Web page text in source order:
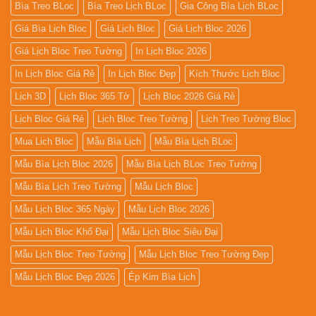
Bìa Treo BLoc Bìa Treo Lịch BLoc Gia Công Bìa Lịch BLoc
Giá Bìa Lịch Bloc Giá Lịch Bloc Giá Lịch Bloc 2026
Giá Lịch Bloc Treo Tường In Lịch Bloc 2026
In Lịch Bloc Giá Rẻ In Lịch Bloc Đẹp Kích Thước Lịch Bloc
Lịch 3D Lịch Bloc 365 Tờ Lịch Bloc 2026 Giá Rẻ
Lịch Bloc Giá Rẻ Lịch Bloc Treo Tường Lịch Treo Tường Bloc
Mua Lich Bloc Mẫu Bìa Lịch Mẫu Bìa Lịch BLoc
Mẫu Bìa Lịch Bloc 2026 Mẫu Bìa Lịch BLoc Treo Tường
Mẫu Bìa Lịch Treo Tường Mẫu Lịch Bloc
Mẫu Lịch Bloc 365 Ngày Mẫu Lịch Bloc 2026
Mẫu Lịch Bloc Khổ Đại Mẫu Lịch Bloc Siêu Đại
Mẫu Lịch Bloc Treo Tường Mẫu Lịch Bloc Treo Tường Đẹp
Mẫu Lịch Bloc Đẹp 2026 Ép Kim Bìa Lịch